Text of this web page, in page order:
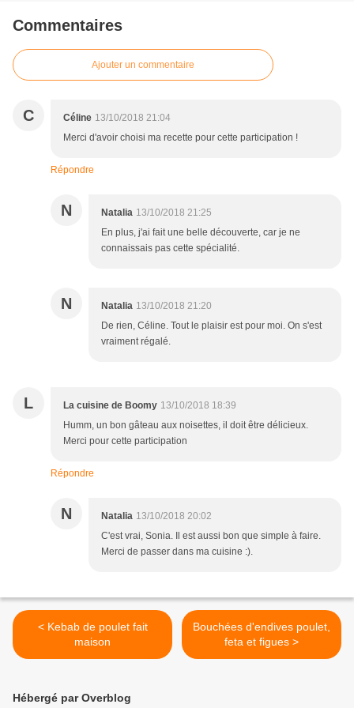
Commentaires
Ajouter un commentaire
C Céline 13/10/2018 21:04
Merci d'avoir choisi ma recette pour cette participation !
Répondre
N Natalia 13/10/2018 21:25
En plus, j'ai fait une belle découverte, car je ne
connaissais pas cette spécialité.
N Natalia 13/10/2018 21:20
De rien, Céline. Tout le plaisir est pour moi. On s'est
vraiment régalé.
L La cuisine de Boomy 13/10/2018 18:39
Humm, un bon gâteau aux noisettes, il doit être délicieux.
Merci pour cette participation
Répondre
N Natalia 13/10/2018 20:02
C'est vrai, Sonia. Il est aussi bon que simple à faire.
Merci de passer dans ma cuisine :).
< Kebab de poulet fait
maison
Bouchées d'endives poulet,
feta et figues >
Hébergé par Overblog